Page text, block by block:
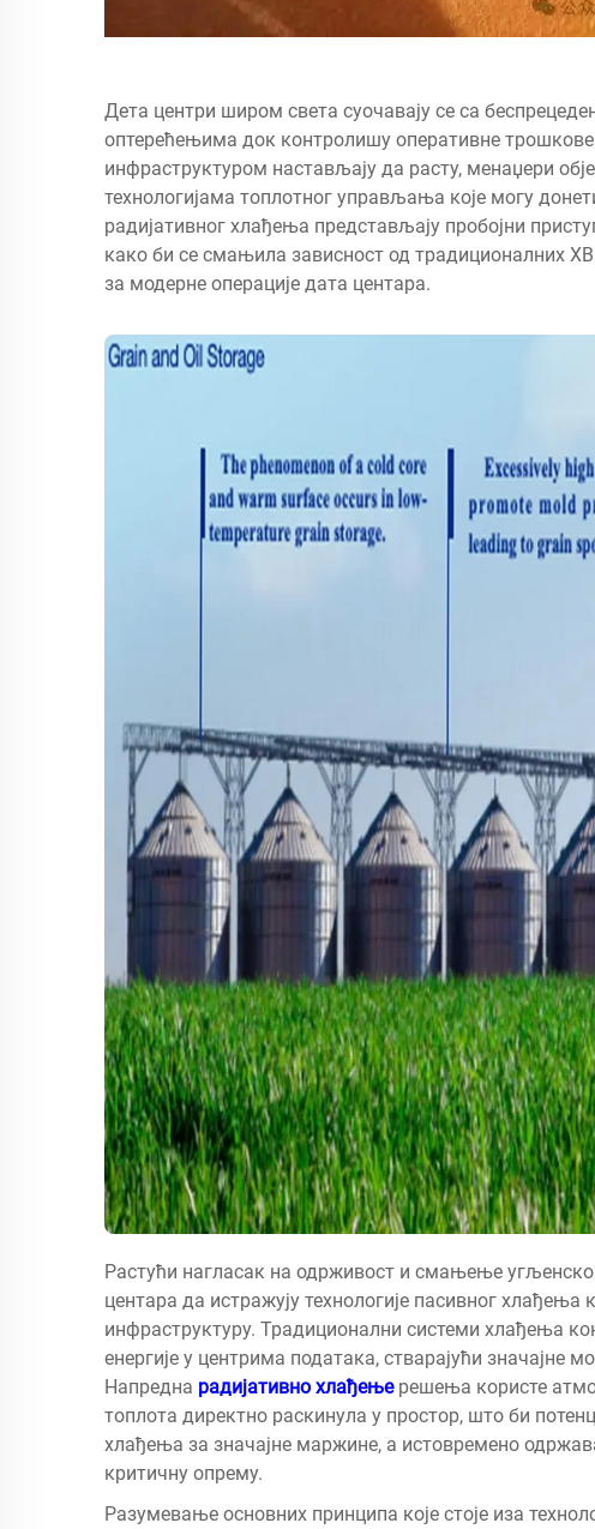
Дета центри широм света суочавају се са
оптерећењима док контролишу оперативне
инфраструктуром настављају да расту, менаџери
технологијама топлотног управљања које могу
радијативног хлађења представљају пробојни
како би се смањила зависност од традиционалних
за модерне операције дата центара.
Растући нагласак на одрживост и смањење
центара да истражују технологије пасивног хлађења
инфраструктуру. Традиционални системи хлађења
енергије у центрима података, стварајући
Напредна радијативно хлађење решења користе
топлота директно раскинула у простор, што би
хлађења за значајне маржине, а истовремено
критичну опрему.
Разумевање основних принципа које стоје иза